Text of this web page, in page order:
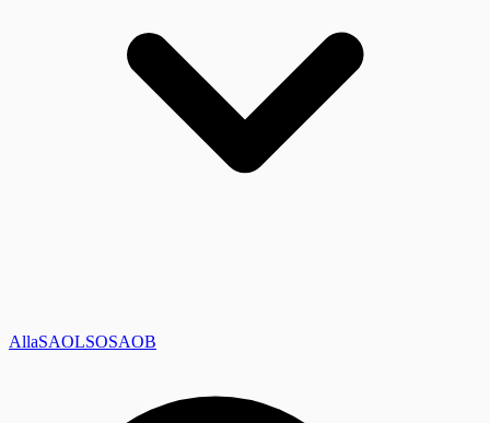
AllaSAOLSOSAOB